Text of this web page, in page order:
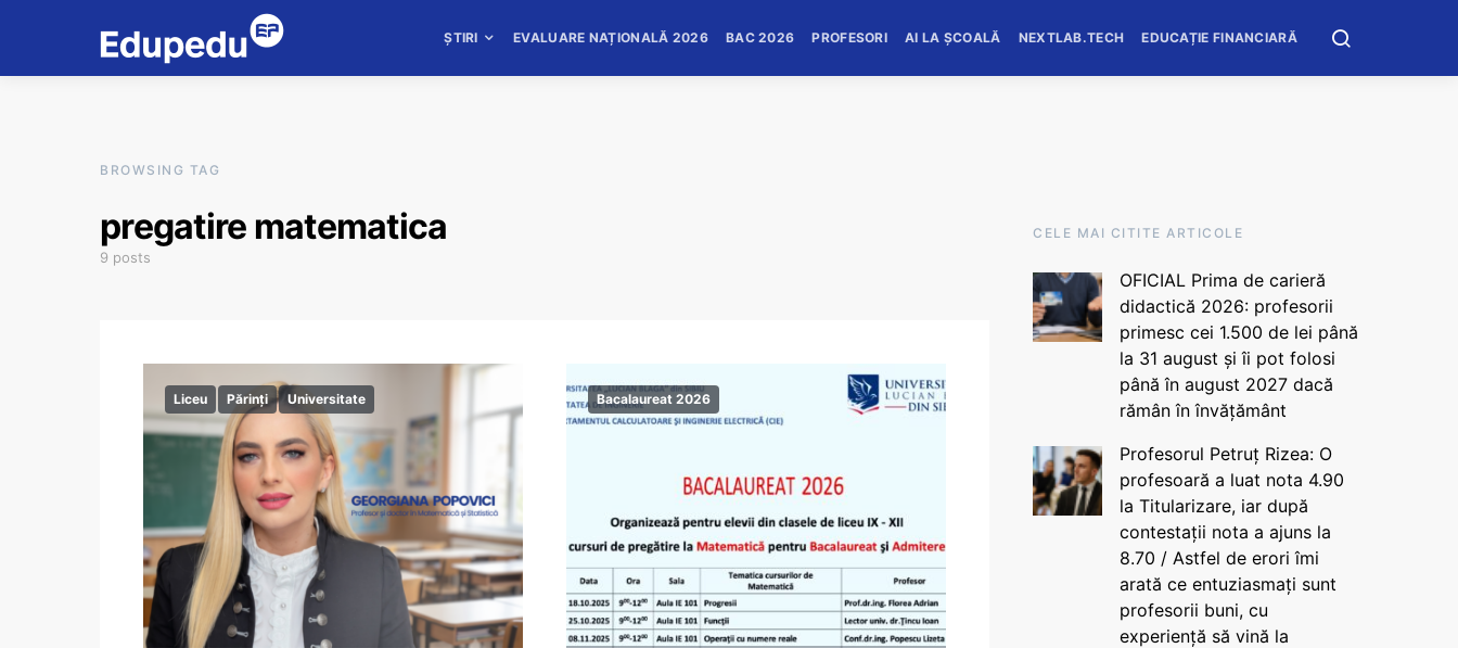
ȘTIRI EVALUARE NAȚIONALĂ 2026 BAC 2026 PROFESORI AI LA ȘCOALĂ NEXTLAB.TECH EDUCAȚIE FINANCIARĂ
BROWSING TAG
pregatire matematica
9 posts
Liceu Părinți Universitate Bacalaureat 2026
CELE MAI CITITE ARTICOLE
OFICIAL Prima de carieră
didactică 2026: profesorii
primesc cei 1.500 de lei până
la 31 august și îi pot folosi
până în august 2027 dacă
rămân în învățământ
Profesorul Petruț Rizea: O
profesoară a luat nota 4.90
la Titularizare, iar după
contestații nota a ajuns la
8.70 / Astfel de erori îmi
arată ce entuziasmați sunt
profesorii buni, cu
experiență să vină la